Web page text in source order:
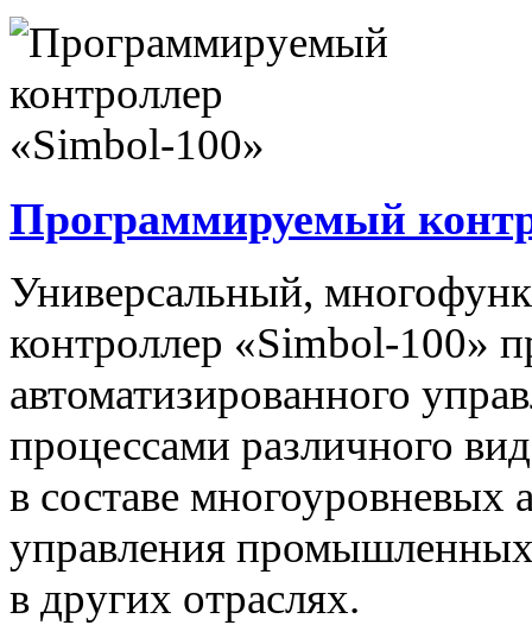
Программируемый
Универсальный,
контроллер «Simbol-100»
автоматизированного
процессами различного
в составе многоуровневых
управления
в других отраслях.